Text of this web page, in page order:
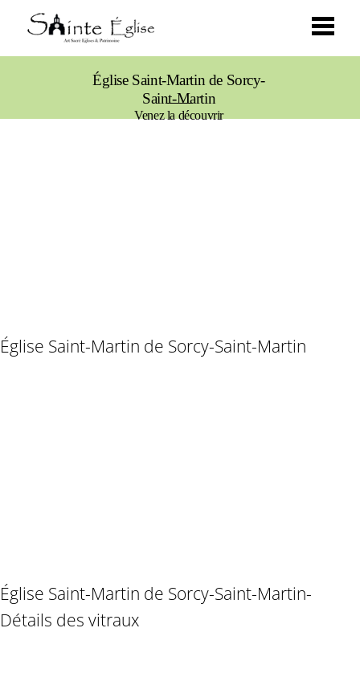
Église Saint-Martin de Sorcy-
Saint-Martin
Venez la découvrir
Église Saint-Martin de Sorcy-Saint-Martin
Église Saint-Martin de Sorcy-Saint-Martin-
Détails des vitraux